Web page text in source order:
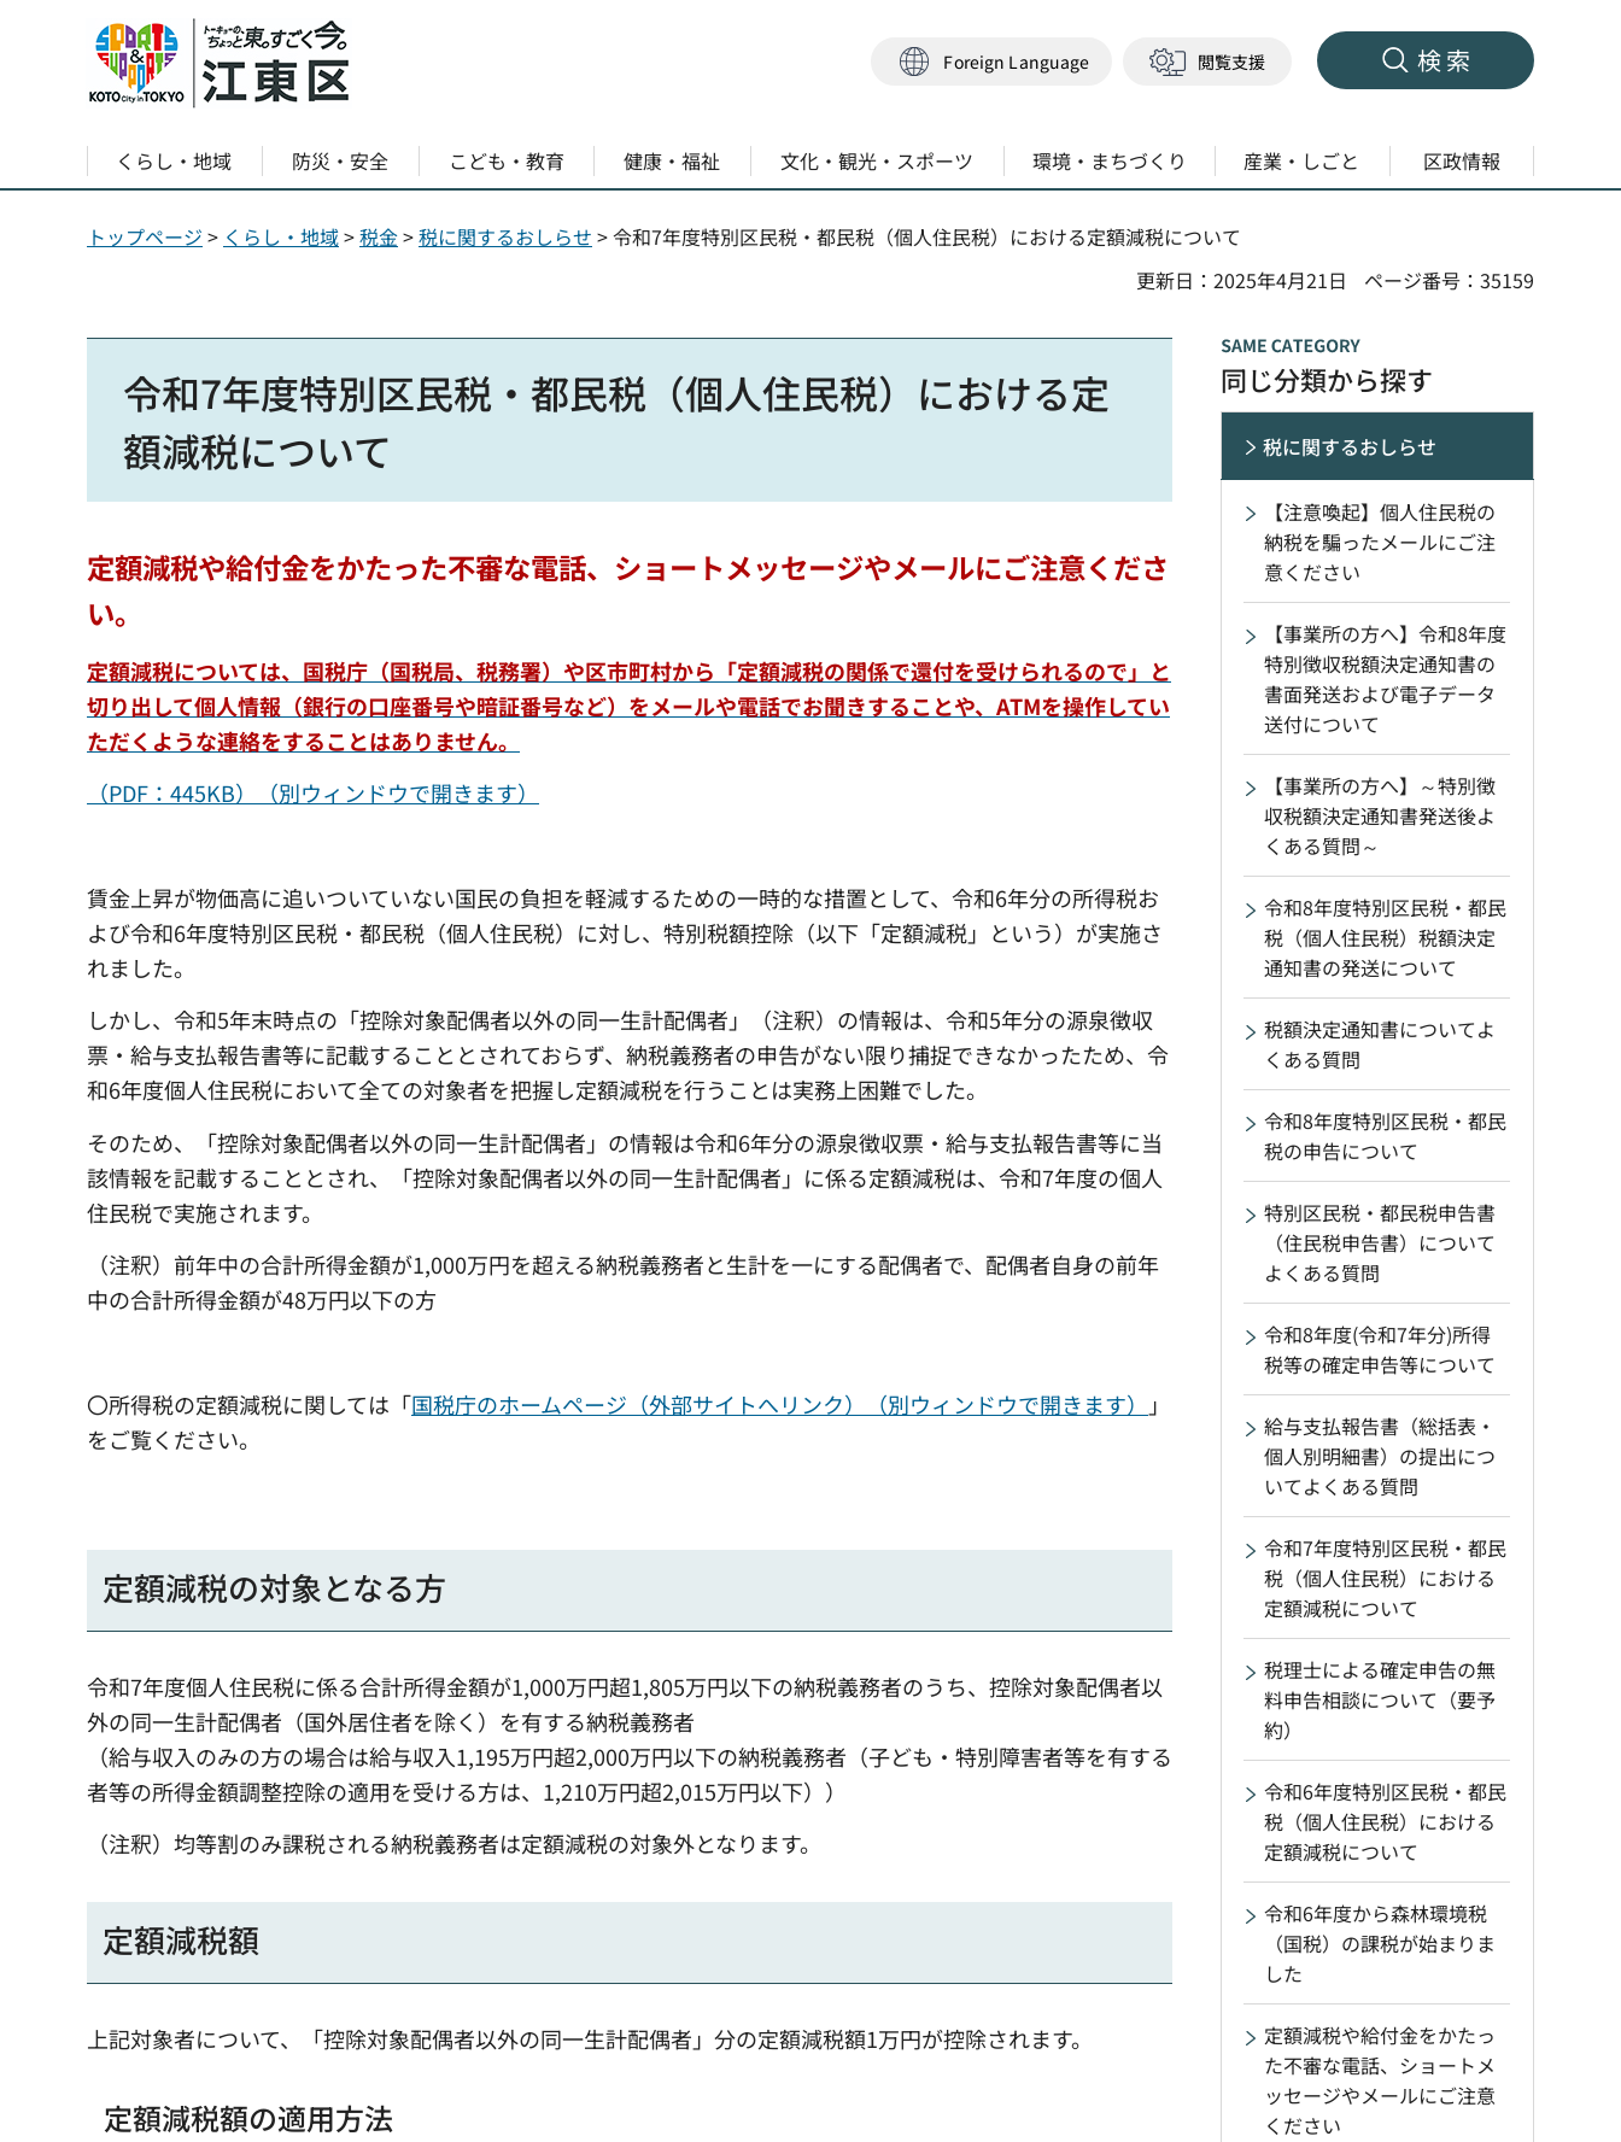
Foreign Language 閲覧支援 検索
くらし・地域 防災・安全 こども・教育 健康・福祉 文化・観光・スポーツ 環境・まちづくり 産業・しごと 区政情報
トップページ > くらし・地域>税金>税に関するおしらせ > 令和7年度特別区民税・都民税（個人住民税）における定額減税について
更新日：2025年4月21日
ページ番号：35159
令和7年度特別区民税・都民税（個人住民税）における定
額減税について
定額減税や給付金をかたった不審な電話、ショートメッセージやメールにご注意くださ
い。
定額減税については、国税庁（国税局、税務署）や区市町村から「定額減税の関係で還付を受けられるので」と
切り出して個人情報（銀行の口座番号や暗証番号など）をメールや電話でお聞きすることや、ATMを操作してい
ただくような連絡をすることはありません。
（PDF：445KB）（別ウィンドウで開きます）
賃金上昇が物価高に追いついていない国民の負担を軽減するための一時的な措置として、令和6年分の所得税お
よび令和6年度特別区民税・都民税（個人住民税）に対し、特別税額控除（以下「定額減税」という）が実施さ
れました。
しかし、令和5年末時点の「控除対象配偶者以外の同一生計配偶者」（注釈）の情報は、令和5年分の源泉徴収
票・給与支払報告書等に記載することとされておらず、納税義務者の申告がない限り捕捉できなかったため、令
和6年度個人住民税において全ての対象者を把握し定額減税を行うことは実務上困難でした。
そのため、「控除対象配偶者以外の同一生計配偶者」の情報は令和6年分の源泉徴収票・給与支払報告書等に当
該情報を記載することとされ、「控除対象配偶者以外の同一生計配偶者」に係る定額減税は、令和7年度の個人
住民税で実施されます。
（注釈）前年中の合計所得金額が1,000万円を超える納税義務者と生計を一にする配偶者で、配偶者自身の前年
中の合計所得金額が48万円以下の方
〇所得税の定額減税に関しては「国税庁のホームページ（外部サイトへリンク）（別ウィンドウで開きます）
」
をご覧ください。
定額減税の対象となる方
令和7年度個人住民税に係る合計所得金額が1,000万円超1,805万円以下の納税義務者のうち、控除対象配偶者以
外の同一生計配偶者（国外居住者を除く）を有する納税義務者
（給与収入のみの方の場合は給与収入1,195万円超2,000万円以下の納税義務者（子ども・特別障害者等を有する
者等の所得金額調整控除の適用を受ける方は、1,210万円超2,015万円以下））
（注釈）均等割のみ課税される納税義務者は定額減税の対象外となります。
定額減税額
上記対象者について、「控除対象配偶者以外の同一生計配偶者」分の定額減税額1万円が控除されます。
定額減税額の適用方法
同じ分類から探す
税に関するおしらせ
【注意喚起】個人住民税の
納税を騙ったメールにご注
意ください
【事業所の方へ】令和8年度
特別徴収税額決定通知書の
書面発送および電子データ
送付について
【事業所の方へ】～特別徴
収税額決定通知書発送後よ
くある質問～
令和8年度特別区民税・都民
税（個人住民税）税額決定
通知書の発送について
税額決定通知書についてよ
くある質問
令和8年度特別区民税・都民
税の申告について
特別区民税・都民税申告書
（住民税申告書）について
よくある質問
令和8年度(令和7年分)所得
税等の確定申告等について
給与支払報告書（総括表・
個人別明細書）の提出につ
いてよくある質問
令和7年度特別区民税・都民
税（個人住民税）における
定額減税について
税理士による確定申告の無
料申告相談について（要予
約）
令和6年度特別区民税・都民
税（個人住民税）における
定額減税について
令和6年度から森林環境税
（国税）の課税が始まりま
した
定額減税や給付金をかたっ
た不審な電話、ショートメ
ッセージやメールにご注意
ください